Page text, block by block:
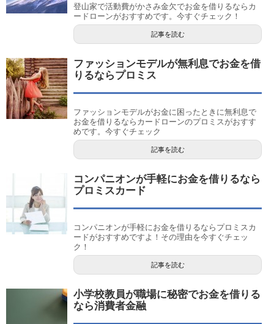
登山家で活動費がかさみ金欠でお金を借りるならカ
ードローンがおすすめです。今すぐチェック！
記事を読む
ファッションモデルが無利息でお金を借
りるならプロミス
ファッションモデルがお金に困ったときに無利息で
お金を借りるならカードローンのプロミスがおすす
めです。今すぐチェック
記事を読む
コンパニオンが手軽にお金を借りるなら
プロミスカード
コンパニオンが手軽にお金を借りるならプロミスカ
ードがおすすめですよ！その理由を今すぐチェッ
ク！
記事を読む
小学校教員が職場に秘密でお金を借りる
なら消費者金融